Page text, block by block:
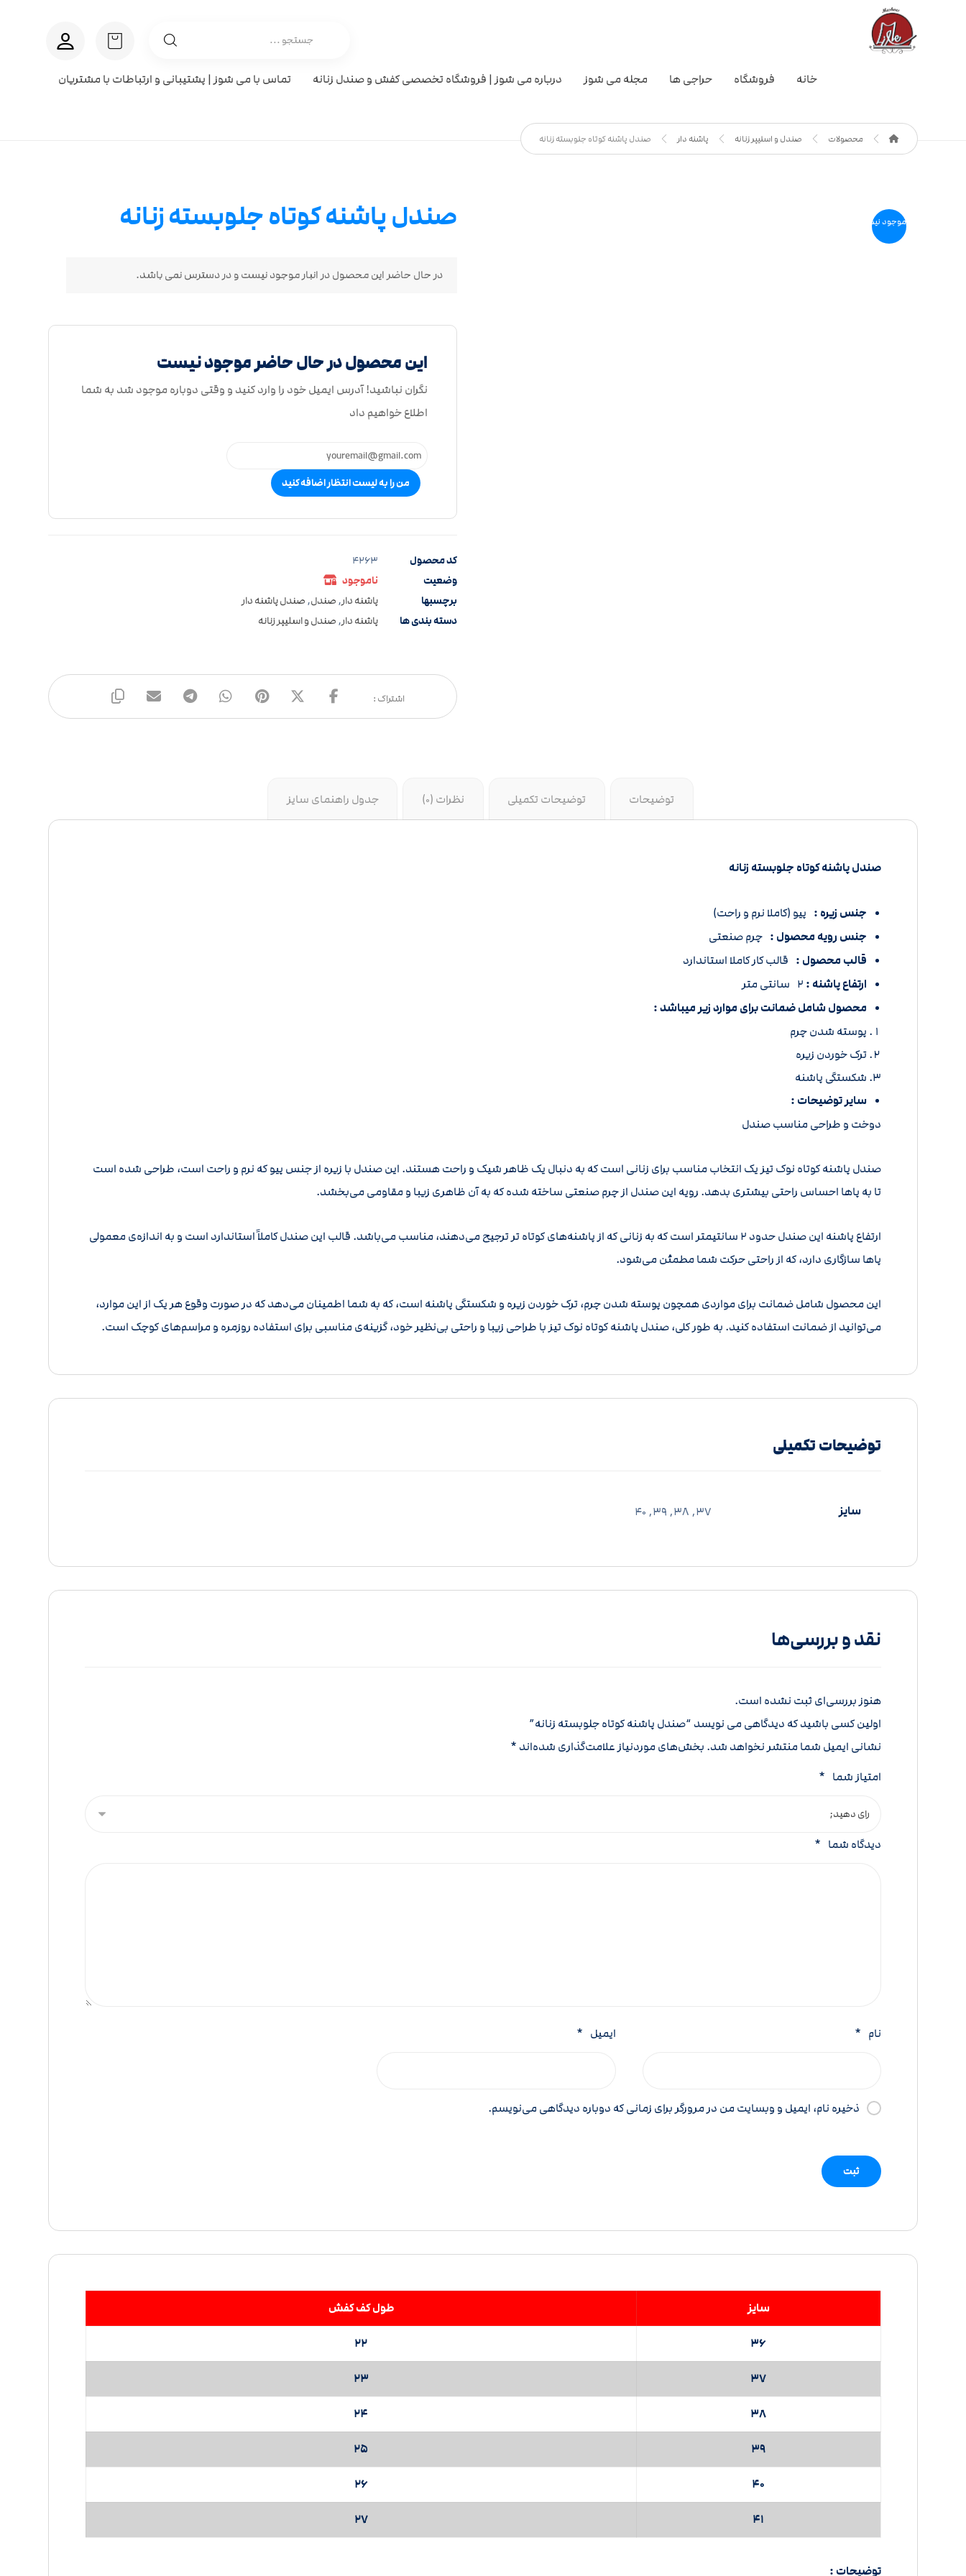
خانه فروشگاه حراجی ها مجله می شوز درباره می شوز | فروشگاه تخصصی کفش و صندل زنانه تماس با می شوز | پشتیبانی و ارتباطات با مشتریان
محصولات صندل و اسلیپر زنانه پاشنه دار صندل پاشنه کوتاه جلوبسته زنانه
موجود نیست صندل پاشنه کوتاه جلوبسته زنانه
در حال حاضر این محصول در انبار موجود نیست و در دسترس نمی باشد.
این محصول در حال حاضر موجود نیست
نگران نباشید! آدرس ایمیل خود را وارد کنید و وقتی دوباره موجود شد به شما
اطلاع خواهیم داد
من را به لیست انتظار اضافه کنید
کد محصول 4263
وضعیت
ناموجود
برچسبها
پاشنه دار, صندل, صندل پاشنه دار
دسته بندی ها پاشنه دار, صندل و اسلیپر زنانه
توضیحات توضیحات تکمیلی نظرات (0) جدول راهنمای سایز
صندل پاشنه کوتاه جلوبسته زنانه
جنس زیره : پیو (کاملا نرم و راحت)
جنس رویه محصول :چرم صنعتی
قالب محصول : قالب کار کاملا استاندارد
ارتفاع پاشنه : 2 سانتی متر
محصول شامل ضمانت برای موارد زیر میباشد :
پوسته شدن چرم
ترک خوردن زیره
شکستگی پاشنه
سایر توضیحات :
دوخت و طراحی مناسب صندل
صندل پاشنه کوتاه نوک تیز یک انتخاب مناسب برای زنانی است که به دنبال یک ظاهر شیک و راحت هستند. این صندل با زیره از جنس پیو که نرم و راحت است، طراحی شده است
تا به پاها احساس راحتی بیشتری بدهد. رویه این صندل از چرم صنعتی ساخته شده که به آن ظاهری زیبا و مقاومی می‌بخشد.
ارتفاع پاشنه این صندل حدود 2 سانتیمتر است که به زنانی که از پاشنه‌های کوتاه تر ترجیح می‌دهند، مناسب می‌باشد. قالب این صندل کاملاً استاندارد است و به اندازه‌ی معمولی
پاها سازگاری دارد، که از راحتی حرکت شما مطمئن می‌شود.
این محصول شامل ضمانت برای مواردی همچون پوسته شدن چرم، ترک خوردن زیره و شکستگی پاشنه است، که به شما اطمینان می‌دهد که در صورت وقوع هر یک از این موارد،
می‌توانید از ضمانت استفاده کنید. به طور کلی، صندل پاشنه کوتاه نوک تیز با طراحی زیبا و راحتی بی‌نظیر خود، گزینه‌ی مناسبی برای استفاده روزمره و مراسم‌های کوچک است.
توضیحات تکمیلی
سایز 37, 38, 39, 40
نقد و بررسی‌ها
هنوز بررسی‌ای ثبت نشده است.
اولین کسی باشید که دیدگاهی می نویسد “صندل پاشنه کوتاه جلوبسته زنانه”
نشانی ایمیل شما منتشر نخواهد شد. بخش‌های موردنیاز علامت‌گذاری شده‌اند *
امتیاز شما *
دیدگاه شما *
نام * ایمیل *
ذخیره نام، ایمیل و وبسایت من در مرورگر برای زمانی که دوباره دیدگاهی می‌نویسم.
سایز طول کف کفش
36
22
37
23
38
24
39
25
40
26
41
27
توضیحات :